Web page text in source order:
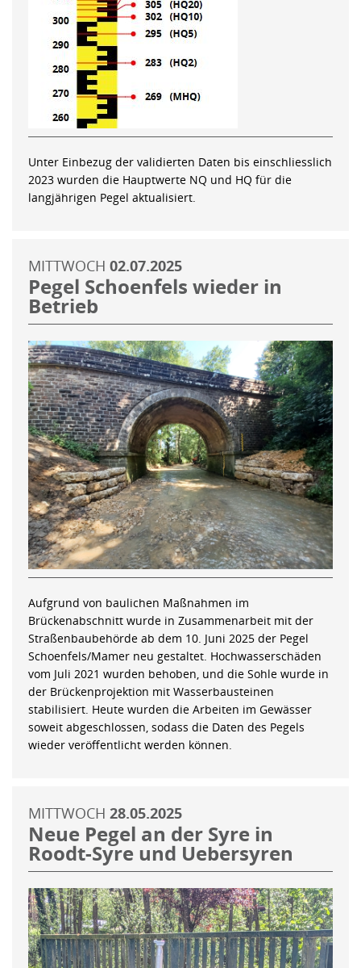
Unter Einbezug der validierten Daten bis einschliesslich
2023 wurden die Hauptwerte NQ und HQ für die
langjährigen Pegel aktualisiert.
MITTWOCH 02.07.2025
Pegel Schoenfels wieder in
Betrieb
Aufgrund von baulichen Maßnahmen im
Brückenabschnitt wurde in Zusammenarbeit mit der
Straßenbaubehörde ab dem 10. Juni 2025 der Pegel
Schoenfels/Mamer neu gestaltet. Hochwasserschäden
vom Juli 2021 wurden behoben, und die Sohle wurde in
der Brückenprojektion mit Wasserbausteinen
stabilisiert. Heute wurden die Arbeiten im Gewässer
soweit abgeschlossen, sodass die Daten des Pegels
wieder veröffentlicht werden können.
MITTWOCH 28.05.2025
Neue Pegel an der Syre in
Roodt-Syre und Uebersyren